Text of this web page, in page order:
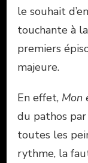
le souhait
touchante à
premiers
majeure.
En effet, Mon
du pathos
toutes les
rythme, la